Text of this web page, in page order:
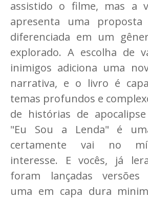
assistido o filme, mas a
apresenta uma
diferenciada em um
explorado. A escolha de
inimigos adiciona uma
narrativa, e o livro é
temas profundos e
de histórias de
"Eu Sou a Lenda" é
certamente vai no
interesse. E vocês, já
foram lançadas versões
uma em capa dura